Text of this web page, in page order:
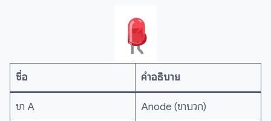
ชื่อ คำอธิบาย
ขา A Anode (ขาบวก)